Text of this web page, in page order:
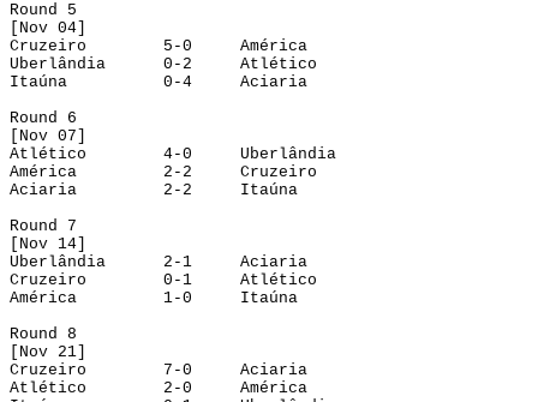
Round 5
[Nov 04]
Cruzeiro
5-0
América
Uberlândia
0-2
Atlético
Itaúna
0-4
Aciaria
Round 6
[Nov 07]
Atlético
4-0
Uberlândia
América
2-2
Cruzeiro
Aciaria
2-2
Itaúna
Round 7
[Nov 14]
Uberlândia
2-1
Aciaria
Cruzeiro
0-1
Atlético
América
1-0
Itaúna
Round 8
[Nov 21]
Cruzeiro
7-0
Aciaria
Atlético
2-0
América